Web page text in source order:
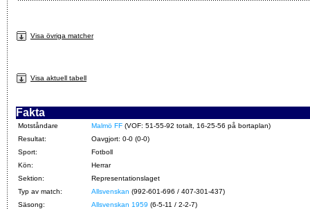
Visa övriga matcher
Visa aktuell tabell
Fakta
Motståndare Malmö FF (VOF: 51-55-92 totalt, 16-25-56 på bortaplan)
Resultat:
Oavgjort: 0-0 (0-0)
Sport:
Fotboll
Kön:
Herrar
Sektion:
Representationslaget
Typ av match:
Allsvenskan (992-601-696 / 407-301-437)
Säsong:
Allsvenskan 1959 (6-5-11 / 2-2-7)